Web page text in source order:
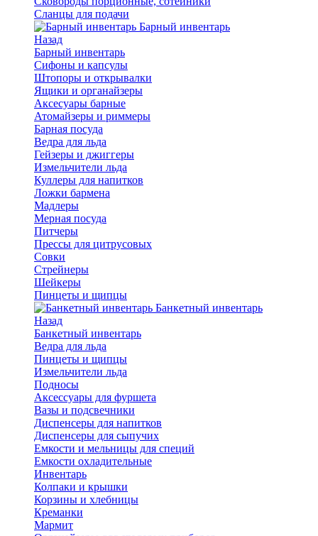
Сланцы для подачи
Барный инвентарь
Назад
Барный инвентарь
Сифоны и капсулы
Штопоры и открывалки
Ящики и органайзеры
Аксесуары барные
Атомайзеры и риммеры
Барная посуда
Ведра для льда
Гейзеры и джиггеры
Измельчители льда
Куллеры для напитков
Ложки бармена
Мадлеры
Мерная посуда
Питчеры
Прессы для цитрусовых
Совки
Стрейнеры
Шейкеры
Пинцеты и щипцы
Банкетный инвентарь
Назад
Банкетный инвентарь
Ведра для льда
Пинцеты и щипцы
Измельчители льда
Подносы
Аксессуары для фуршета
Вазы и подсвечники
Диспенсеры для напитков
Диспенсеры для сыпучих
Емкости и мельницы для специй
Емкости охладительные
Инвентарь
Колпаки и крышки
Корзины и хлебницы
Креманки
Мармит